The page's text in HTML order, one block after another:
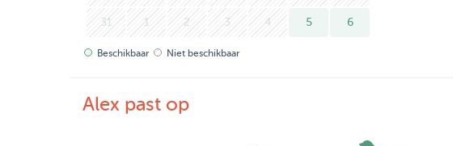
31 1 2 3 4 5 6
Beschikbaar Niet beschikbaar
Alex past op